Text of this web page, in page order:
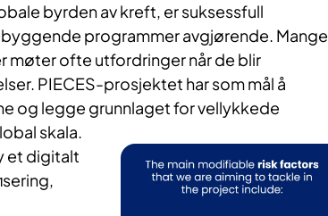
byrden av kreft, er suksessfull
programmer avgjørende. Mange
møter ofte utfordringer når de blir
PIECES-prosjektet har som mål å
og legge grunnlaget for vellykkede
skala.
et digitalt